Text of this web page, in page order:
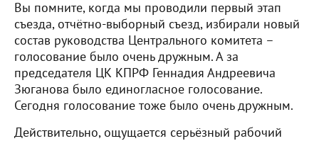
Вы помните, когда мы проводили первый этап
съезда, отчётно-выборный съезд, избирали новый
состав руководства Центрального комитета –
голосование было очень дружным. А за
председателя ЦК КПРФ Геннадия Андреевича
Зюганова было единогласное голосование.
Сегодня голосование тоже было очень дружным.
Действительно, ощущается серьёзный рабочий